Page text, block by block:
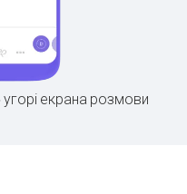
екрана розмови